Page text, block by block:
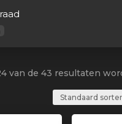
van de 43 resultaten